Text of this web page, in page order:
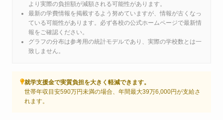
より実際の負担額が減額される可能性があります。
最新の学費情報を掲載するよう努めていますが、情報が古くなっ
ている可能性があります。必ず各校の公式ホームページで最新情
報をご確認ください。
グラフの分布は参考用の統計モデルであり、実際の学校数とは一
致しません。
就学支援金で実質負担を大きく軽減できます。
世帯年収目安590万円未満の場合、年間最大39万6,000円が支給さ
れます。